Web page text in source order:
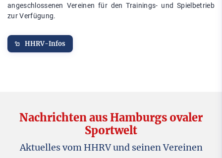
angeschlossenen Vereinen für den Trainings- und Spielbetrieb
zur Verfügung.
HHRV-Infos
Nachrichten aus Hamburgs ovaler
Sportwelt
Aktuelles vom HHRV und seinen Vereinen